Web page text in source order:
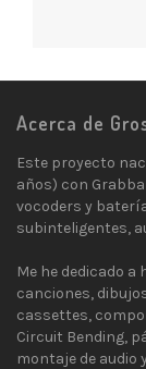
Acerca de
Este proyecto
años) con
vocoders y
subinteligentes,
Me he dedicado
canciones,
cassettes,
Circuit Bending,
montaje de audio